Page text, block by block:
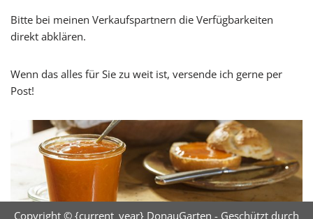
Bitte bei meinen Verkaufspartnern die Verfügbarkeiten
direkt abklären.
Wenn das alles für Sie zu weit ist, versende ich gerne per
Post!
Copyright © {current_year} DonauGarten - Geschützt durch